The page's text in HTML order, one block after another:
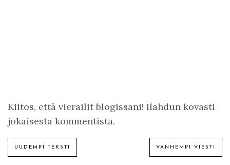
Kiitos, että vierailit blogissani! Ilahdun kovasti
jokaisesta kommentista.
UUDEMPI TEKSTI VANHEMPI VIESTI